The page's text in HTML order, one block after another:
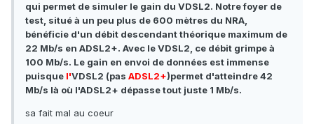
qui permet de simuler le gain du VDSL2. Notre foyer de
test, situé à un peu plus de 600 mètres du NRA,
bénéficie d'un débit descendant théorique maximum de
22 Mb/s en ADSL2+. Avec le VDSL2, ce débit grimpe à
100 Mb/s. Le gain en envoi de données est immense
puisque l'VDSL2 (pas ADSL2+)permet d'atteindre 42
Mb/s là où l'ADSL2+ dépasse tout juste 1 Mb/s.
sa fait mal au coeur